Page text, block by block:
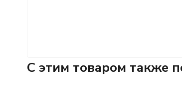
C этим товаром также